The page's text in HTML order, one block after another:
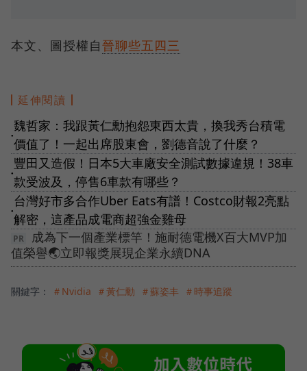
本文、圖授權自晉聊些五四三
延伸閱讀
●
魏哲家：我跟黃仁勳抱怨東西太貴，換我秀台積電
價值了！一起出席股東會，劉德音說了什麼？
●
豐田又造假！日本5大車廠安全測試數據違規！38車
款受波及，停售6車款有哪些？
●
台灣好市多合作Uber Eats有譜！Costco財報2亮點
解密，這產品成電商超強金雞母
成為下一個產業標竿！施耐德電機X百大MVP加
值榮譽🌏立即報獎展現企業永續DNA
關鍵字： ＃Nvidia ＃黃仁勳 ＃蘇姿丰 ＃時事追蹤